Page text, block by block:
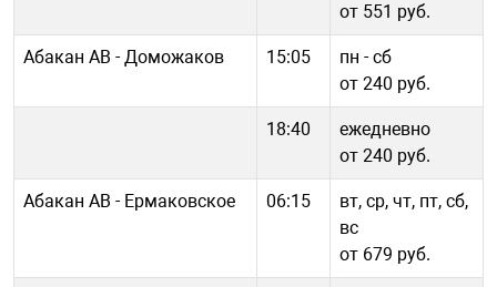
от 551 руб.
Абакан АВ - Доможаков 15:05
пн - cб
от 240 руб.
18:40
ежедневно
от 240 руб.
Абакан АВ - Ермаковское 06:15
вт, ср, чт, пт, сб,
вс
от 679 руб.